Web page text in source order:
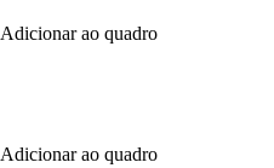
Adicionar ao quadro
Adicionar ao quadro